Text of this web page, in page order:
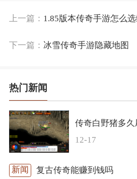
上一篇： 1.85版本传奇手游怎么
下一篇： 冰雪传奇手游隐藏地图
热门新闻
传奇白野猪多久
12-17
复古传奇能赚到钱吗